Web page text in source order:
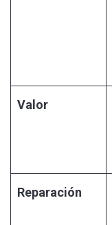
Valor
Reparación